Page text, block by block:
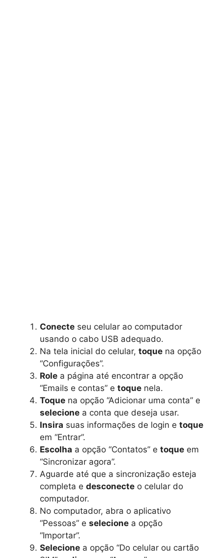
Conecte seu celular ao computador
usando o cabo USB adequado.
Na tela inicial do celular, toque na opção
“Configurações”.
Role a página até encontrar a opção
“Emails e contas” e toque nela.
Toque na opção “Adicionar uma conta” e
selecione a conta que deseja usar.
Insira suas informações de login e toque
em “Entrar”.
Escolha a opção “Contatos” e toque em
“Sincronizar agora”.
Aguarde até que a sincronização esteja
completa e desconecte o celular do
computador.
No computador, abra o aplicativo
“Pessoas” e selecione a opção
“Importar”.
Selecione a opção “Do celular ou cartão